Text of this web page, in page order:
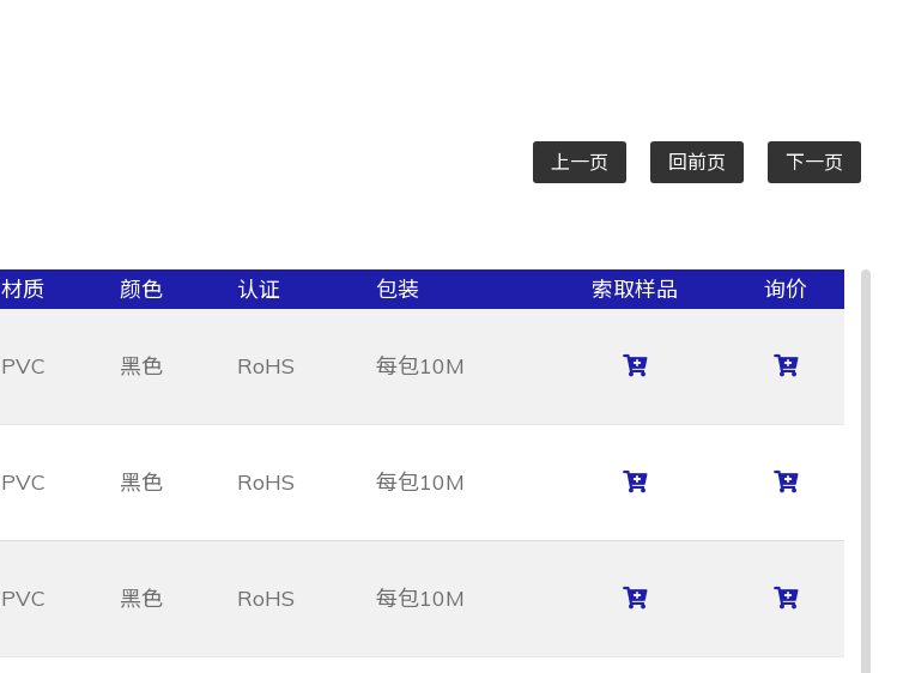
上一页 回前页 下一页
材质 颜色 认证 包装 索取样品 询价
PVC 黑色 RoHS 每包10M
PVC 黑色 RoHS 每包10M
PVC 黑色 RoHS 每包10M